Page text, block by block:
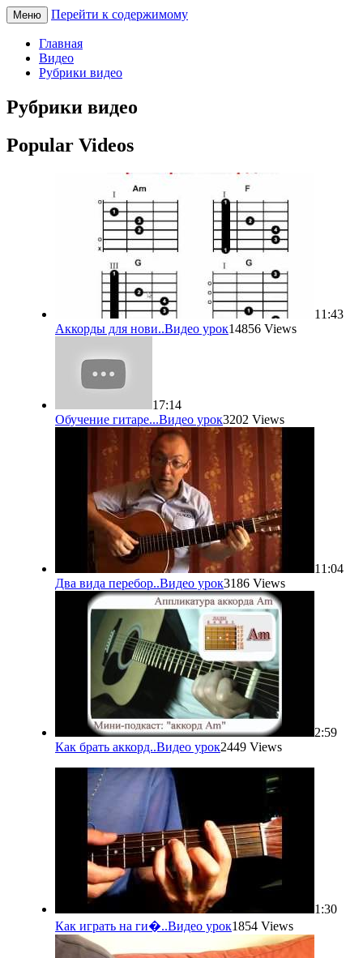
pesnec.ru
Меню Перейти к содержимому
Главная
Видео
Рубрики видео
Рубрики видео
Popular Videos
11:43
Аккорды для нови..Видео урок14856 Views
17:14
Обучение гитаре...Видео урок3202 Views
11:04
Два вида перебор..Видео урок3186 Views
2:59
Как брать аккорд..Видео урок2449 Views
1:30
Как играть на ги�..Видео урок1854 Views